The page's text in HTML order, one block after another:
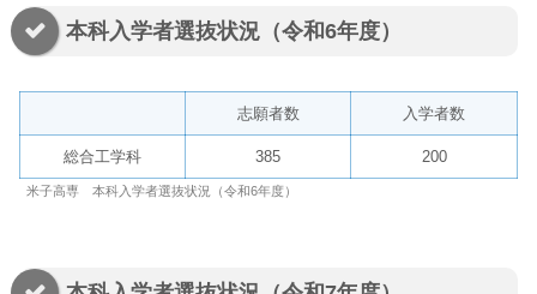
本科入学者選抜状況（令和6年度）
志願者数 入学者数
総合工学科 385 200
米子高専 本科入学者選抜状況（令和6年度）